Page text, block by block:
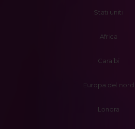
Stati uniti
Africa
Caraibi
Europa del nord
Londra